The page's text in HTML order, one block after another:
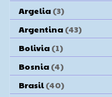
Argelia (3)
Argentina (43)
Bolivia (1)
Bosnia (4)
Brasil (40)